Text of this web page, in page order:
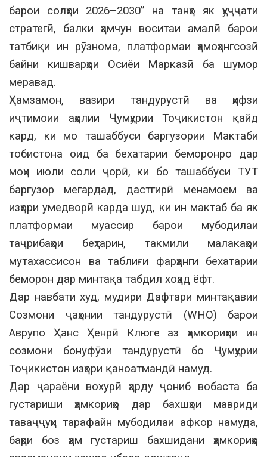
барои солҳои 2026–2030” на танҳо як ҳуҷҷати
стратегӣ, балки ҳамчун воситаи амалӣ барои
татбиқи ин рӯзнома, платформаи ҳамоҳангсозӣ
байни кишварҳои Осиёи Марказӣ ба шумор
меравад.
Ҳамзамон, вазири тандурустӣ ва ҳифзи
иҷтимоии аҳолии Ҷумҳурии Тоҷикистон қайд
кард, ки мо ташаббуси баргузории Мактаби
тобистона оид ба бехатарии беморонро дар
моҳи июли соли ҷорӣ, ки бо ташаббуси ТУТ
баргузор мегардад, дастгирӣ менамоем ва
изҳори умедворӣ карда шуд, ки ин мактаб ба як
платформаи муассир барои мубодилаи
таҷрибаҳои беҳтарин, такмили малакаҳои
мутахассисон ва таблиғи фарҳанги бехатарии
беморон дар минтақа табдил хоҳад ёфт.
Дар навбати худ, мудири Дафтари минтақавии
Созмони ҷаҳонии тандурустӣ (WHO) барои
Аврупо Ҳанс Ҳенрӣ Клюге аз ҳамкориҳои ин
созмони бонуфӯзи тандурустӣ бо Ҷумҳурии
Тоҷикистон изҳори қаноатмандӣ намуд.
Дар ҷараёни вохурӣ ҳарду ҷониб вобаста ба
густариши ҳамкориҳо дар бахшҳои мавриди
таваҷҷуҳи тарафайн мубодилаи афкор намуда,
баҳри боз ҳам густариш бахшидани ҳамкориҳо